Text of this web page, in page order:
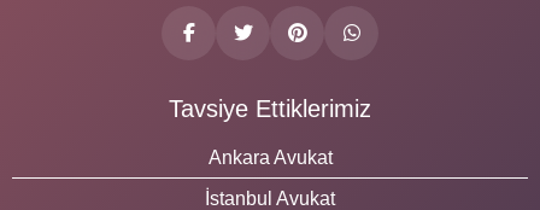
Tavsiye Ettiklerimiz
Ankara Avukat
İstanbul Avukat